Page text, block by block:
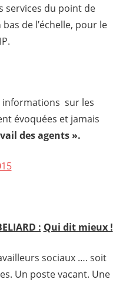
services du point de
de l’échelle, pour le
informations sur les
évoquées et jamais
des agents ».
: Qui dit mieux !
sociaux …. soit
Un poste vacant. Une